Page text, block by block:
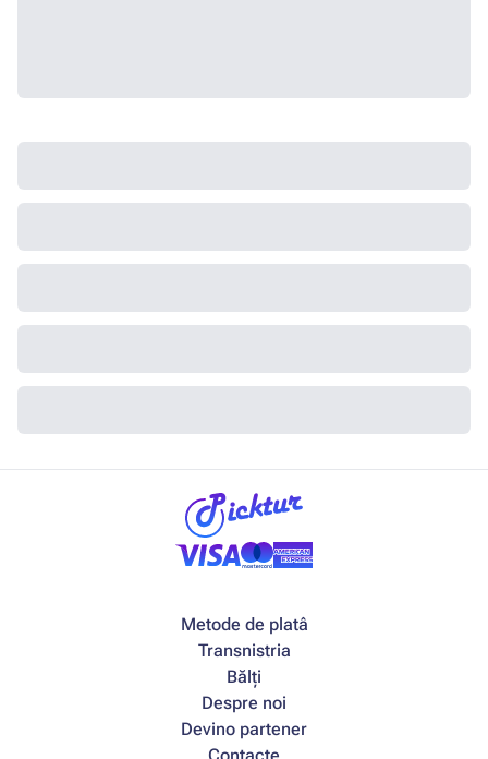
Metode de platâ
Transnistria
Bălți
Despre noi
Devino partener